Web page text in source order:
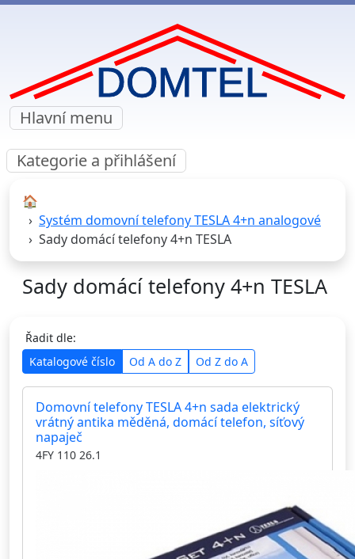
Hlavní menu
Kategorie a přihlášení
🏠︎
Systém domovní telefony TESLA 4+n analogové
Sady domácí telefony 4+n TESLA
Sady domácí telefony 4+n TESLA
Řadit dle:
Katalogové číslo
Od A do Z Od Z do A
Domovní telefony TESLA 4+n sada elektrický
vrátný antika měděná, domácí telefon, síťový
napaječ
4FY 110 26.1